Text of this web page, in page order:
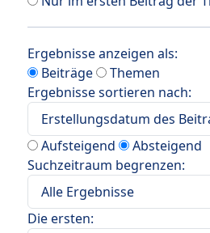
Ergebnisse anzeigen als:
Beiträge
Themen
Ergebnisse sortieren nach:
Aufsteigend
Absteigend
Suchzeitraum begrenzen:
Die ersten: